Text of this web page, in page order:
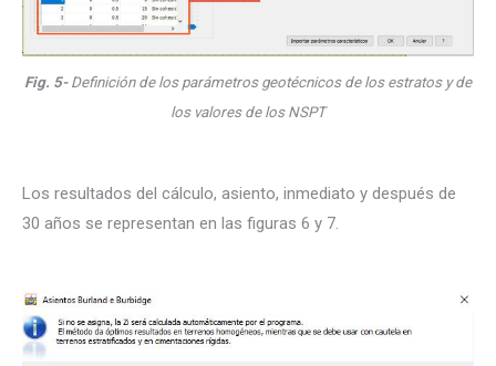
Fig. 5-Definición de los parámetros geotécnicos de los estratos y de
los valores de los NSPT
Los resultados del cálculo, asiento, inmediato y después de
30 años se representan en las figuras 6 y 7.